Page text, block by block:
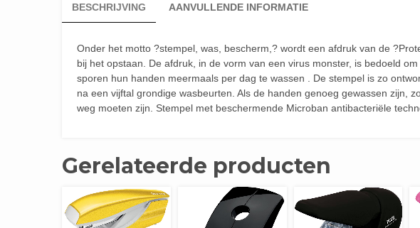
BESCHRIJVING AANVULLENDE INFORMATIE
Onder het motto ?stempel, was, bescherm,? wordt een afdruk van de
bij het opstaan. De afdruk, in de vorm van een virus monster, is bedoeld
sporen hun handen meermaals per dag te wassen . De stempel is zo
na een vijftal grondige wasbeurten. Als de handen genoeg gewassen zijn,
weg moeten zijn. Stempel met beschermende Microban antibacteriële
Gerelateerde producten